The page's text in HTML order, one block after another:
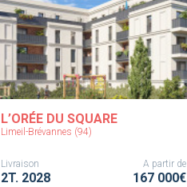
L’ORÉE DU SQUARE
Limeil-Brévannes (94)
Livraison
2T. 2028
A partir de
167 000€